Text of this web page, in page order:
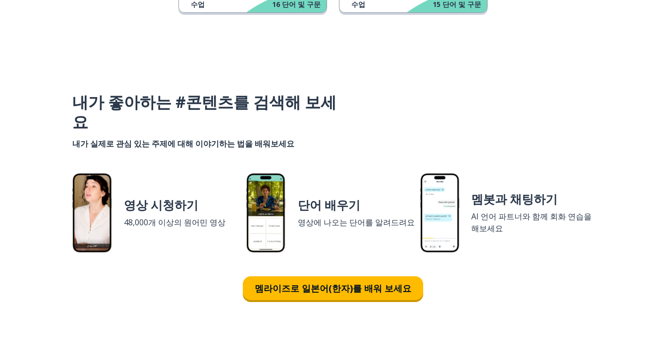
수업 16 단어 및 구문 수업 15 단어 및 구문
내가 좋아하는 #콘텐츠를 검색해 보세
요
내가 실제로 관심 있는 주제에 대해 이야기하는 법을 배워보세요
영상 시청하기
48,000개 이상의 원어민 영상
단어 배우기
영상에 나오는 단어를 알려드려요
멤봇과 채팅하기
AI 언어 파트너와 함께 회화 연습을
해보세요
멤라이즈로 일본어(한자)를 배워 보세요